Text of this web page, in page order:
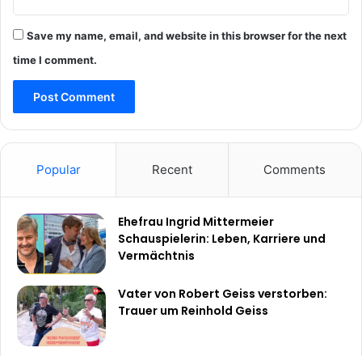
Save my name, email, and website in this browser for the next
time I comment.
Popular Recent Comments
Ehefrau Ingrid Mittermeier
Schauspielerin: Leben, Karriere und
Vermächtnis
Vater von Robert Geiss verstorben:
Trauer um Reinhold Geiss